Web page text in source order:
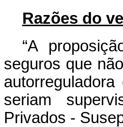
Razões do
“A
seguros que
seriam
Privados -